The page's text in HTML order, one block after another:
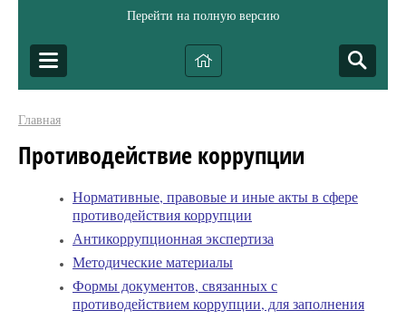
Перейти на полную версию
Главная
Противодействие коррупции
Нормативные, правовые и иные акты в сфере
противодействия коррупции
Антикоррупционная экспертиза
Методические материалы
Формы документов, связанных с
противодействием коррупции, для заполнения